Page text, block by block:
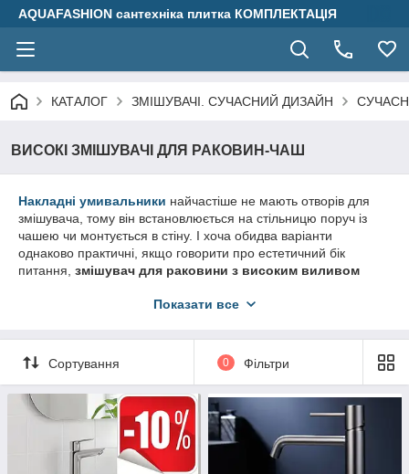
AQUAFASHION сантехніка плитка КОМПЛЕКТАЦІЯ
КАТАЛОГ ЗМІШУВАЧІ. СУЧАСНИЙ ДИЗАЙН
ВИСОКІ ЗМІШУВАЧІ ДЛЯ РАКОВИН-ЧАШ
Накладні умивальники найчастіше не мають отворів для
змішувача, тому він встановлюється на стільницю поруч із
чашею чи монтується в стіну. І хоча обидва варіанти
однаково практичні, якщо говорити про естетичний бік
питання, змішувач для раковини з високим виливом
За рахунок висоти вартість таких моделей зазвичай вища, ніж
Однак результат виправдовує ціну –
високий змішувач для
умивальникавиглядає дуже вишукано і елегантно, має
неповторний шарм і здатний перетворити будь-який інтер'єр.
Для допомоги в бездоганній комплектації вашої ванної
кімнати в одному стилі та кольорі рекомендуємо звернутися
до наших менеджерів!
Показати все
Сортування 0 Фільтри